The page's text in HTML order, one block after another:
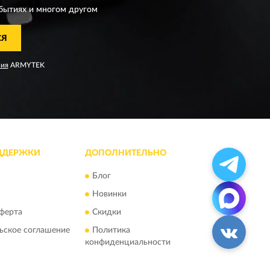
и многом другом
ARMYTEK
соглашение
ДОПОЛНИТЕЛЬНО
Блог
Новинки
Скидки
Политика
конфиденциальности